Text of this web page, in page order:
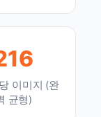
이미지 (완
균형)